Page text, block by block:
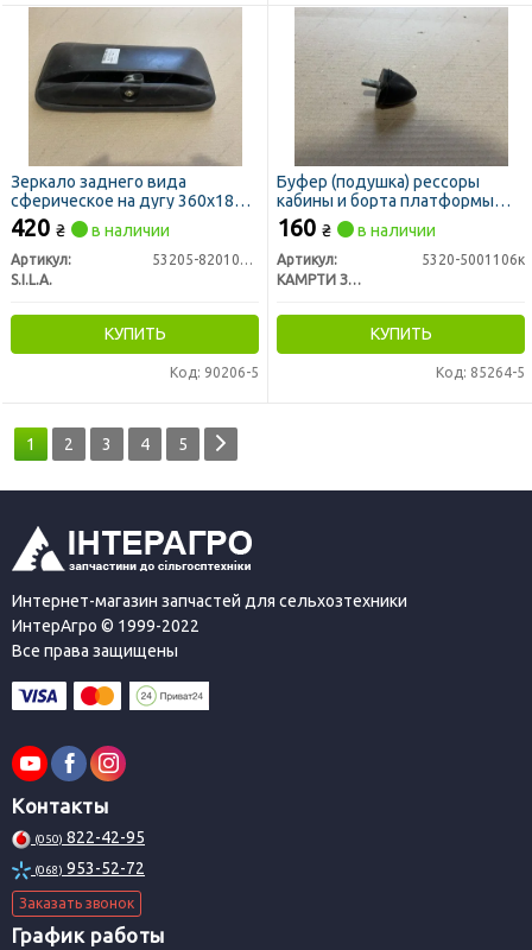
Зеркало заднего вида
сферическое на дугу 360х180
мм КАМАЗ (S.I.L.A. AC)
420 ₴ в наличии
Артикул:
53205-8201020-10
S.I.L.A.
КУПИТЬ
Код: 90206-5
Буфер (подушка) рессоры
кабины и борта платформы
КАМАЗ
160 ₴ в наличии
Артикул:
5320-5001106к
КАМРТИ ЗАО, г.Балаково
КУПИТЬ
Код: 85264-5
1 2 3 4 5
Интернет-магазин запчастей для сельхозтехники
ИнтерАгро © 1999-2022
Все права защищены
Контакты
(050) 822-42-95
(068) 953-52-72
Заказать звонок
График работы